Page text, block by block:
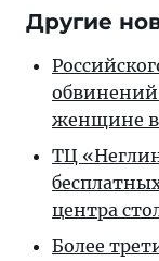
Другие
обвинений
женщине в
ТЦ
центра
Более